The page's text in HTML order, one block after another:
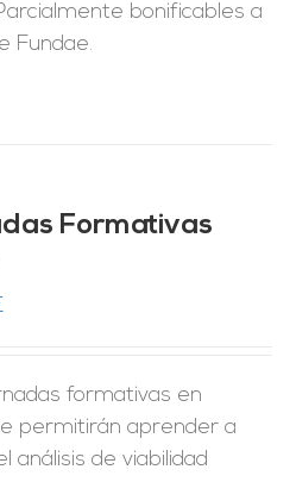
bonificables a
Fundae.
Formativas
formativas en
permitirán aprender a
análisis de viabilidad